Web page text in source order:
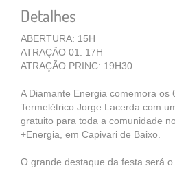
Detalhes
ABERTURA: 15H
ATRAÇÃO 01: 17H
ATRAÇÃO PRINC: 19H30
A Diamante Energia comemora os
Termelétrico Jorge Lacerda com
gratuito para toda a comunidade
+Energia, em Capivari de Baixo.
O grande destaque da festa será